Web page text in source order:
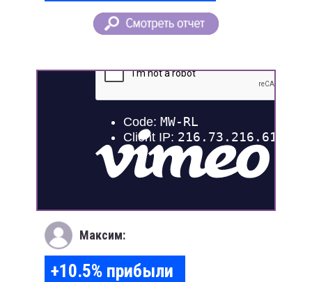
Максим:
+10.5% прибыли